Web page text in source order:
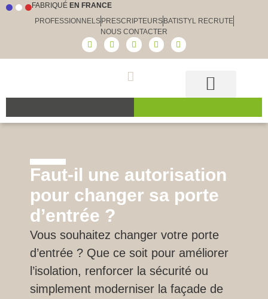
FABRIQUÉ EN FRANCE
PROFESSIONNELS PRESCRIPTEURS BATISTYL RECRUTE
NOUS CONTACTER
Faut-il une autorisation
pour changer sa porte
d’entrée ?
Vous souhaitez changer votre porte
d’entrée ? Que ce soit pour améliorer
l’isolation, renforcer la sécurité ou
simplement moderniser la façade de